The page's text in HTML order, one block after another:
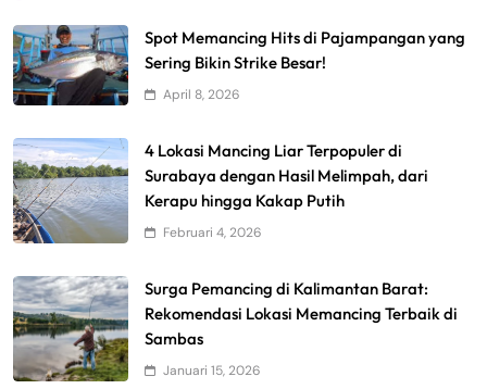
Spot Memancing Hits di Pajampangan yang
Sering Bikin Strike Besar!
April 8, 2026
4 Lokasi Mancing Liar Terpopuler di
Surabaya dengan Hasil Melimpah, dari
Kerapu hingga Kakap Putih
Februari 4, 2026
Surga Pemancing di Kalimantan Barat:
Rekomendasi Lokasi Memancing Terbaik di
Sambas
Januari 15, 2026